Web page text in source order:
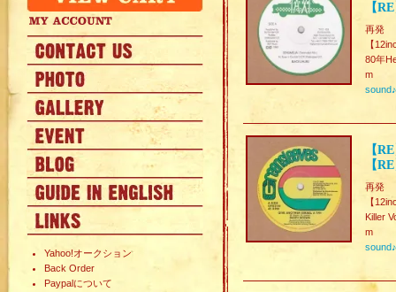
Yahoo!オークション
Back Order
Paypalについて
【
再発
【
80年
m
sound♪
【
【
再発
【
Killer
m
sound♪